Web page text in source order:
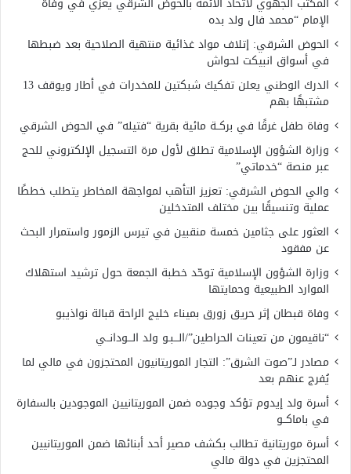
الإمام “محمد فال ولد بده
الحوض الشرقي: إتلاف مواد غذائية منتهية الصلاحية بعد ضبطها
في أسواق انبيكت لحواش
الدرك الوطني يعلن تفكيك شبكتين للمخدرات في أطار ويوقف 13
مشتبهًا بهم
وفاة طفل غرقًا في بركــة مائية بقرية “فتيله” في الحوض الشرقي
وزارة الشؤون الإسلامية تطلق لأول مرة التسجيل الإلكتروني للحج
عبر منصة “خدماتي”
والي الحوض الشرقي: تعزيز التأهب لمواجهة المخاطر يتطلب خططًا
عملية وتنسيقًا بين مختلف المتدخلين
العثور على جثامين خمسة منقبين في تيرس الزمور واستمرار البحث
عن مفقود
وزارة الشؤون الإسلامية توحّد خطبة الجمعة حول ترشيد استهلاك
الموارد الطبيعية وحمايتها
وفاة قبطان إثر حريق زورق بميناء خليج الراحة قبالة نواذيبو
“ناقيمون من تعينات الحراطين”/الـــبـو ولد الـــودانــي
مصادر لـ”صوت الشرق”: التجار الموريتانيون المحتجزون في مالي لما
يُفرج عنهم بعد
أسرة ولد إيدوم تؤكد وجوده ضمن الموريتانيين الموجودين بالسفارة
في باماكــو
أسرة موريتانية تطالب بكشف مصير أحد أبنائها ضمن الموريتانيين
المحتجزين في دولة مالي